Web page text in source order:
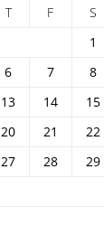
T F S
1
6 7 8
13 14 15
20 21 22
27 28 29